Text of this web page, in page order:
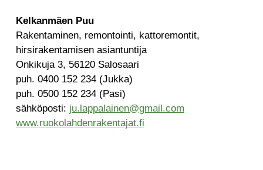
Kelkanmäen Puu
Rakentaminen, remontointi, kattoremontit,
hirsirakentamisen asiantuntija
Onkikuja 3, 56120 Salosaari
puh. 0400 152 234 (Jukka)
puh. 0500 152 234 (Pasi)
sähköposti: ju.lappalainen@gmail.com
www.ruokolahdenrakentajat.fi